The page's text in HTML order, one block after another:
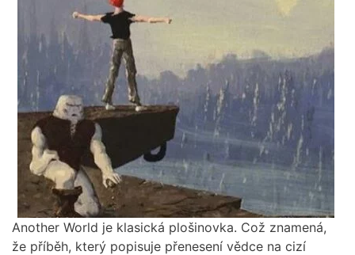
Another World je klasická plošinovka. Což znamená,
že příběh, který popisuje přenesení vědce na cizí